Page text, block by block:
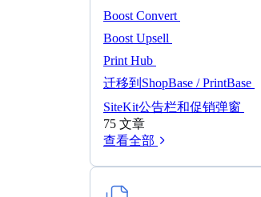
Boost Convert
Boost Upsell
Print Hub
迁移到ShopBase / PrintBase
SiteKit公告栏和促销弹窗
75 文章
查看全部